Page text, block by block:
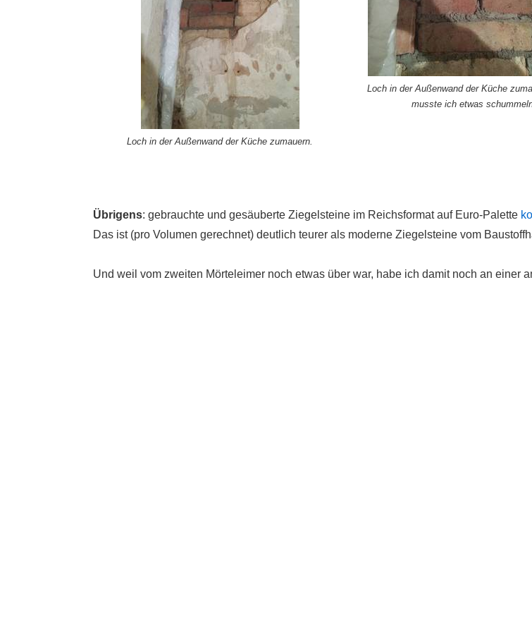
Loch in der Außenwand der Küche zumauern.
Loch in der Außenwand der Küche
musste ich etwas
Übrigens: gebrauchte und gesäuberte Ziegelsteine im Reichsformat auf Euro-Palette
Das ist (pro Volumen gerechnet) deutlich teurer als moderne Ziegelsteine vom
Und weil vom zweiten Mörteleimer noch etwas über war, habe ich damit noch an einer